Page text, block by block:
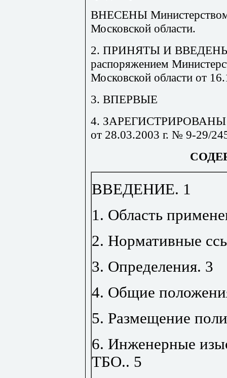
ВНЕСЕНЫ Министерством
Московской области.
2. ПРИНЯТЫ И
распоряжением
Московской области от
3. ВПЕРВЫЕ
4. ЗАРЕГИСТРИРОВАНЫ
от 28.03.2003 г. № 9-29/
ВВЕДЕНИЕ. 1
1. Область
2. Нормативные
3. Определения. 3
4. Общие
5. Размещение
6. Инженерные
ТБО.. 5